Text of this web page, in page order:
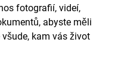
fotografií, videí,
abyste měli
kam vás život